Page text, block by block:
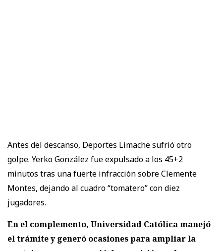
Antes del descanso, Deportes Limache sufrió otro
golpe. Yerko González fue expulsado a los 45+2
minutos tras una fuerte infracción sobre Clemente
Montes, dejando al cuadro “tomatero” con diez
jugadores.
En el complemento, Universidad Católica manejó
el trámite y generó ocasiones para ampliar la